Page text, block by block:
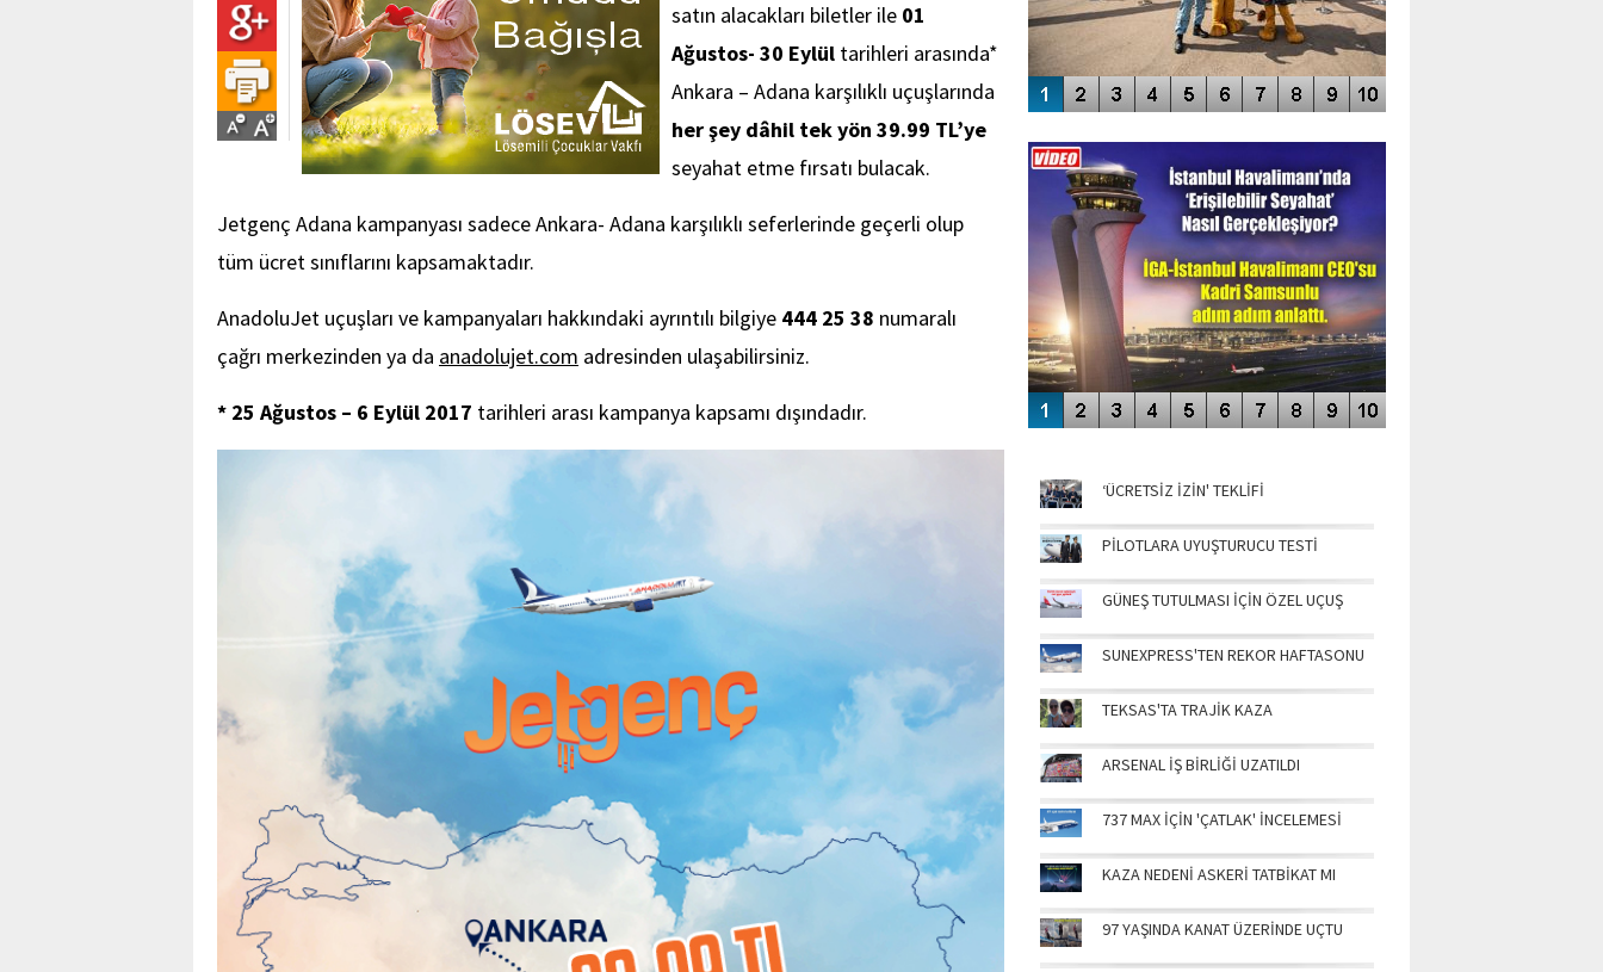
satın alacakları biletler ile 01
Ağustos- 30 Eylül tarihleri arasında*
Ankara – Adana karşılıklı uçuşlarında
her şey dâhil tek yön 39.99 TL’ye
seyahat etme fırsatı bulacak.
Jetgenç Adana kampanyası sadece Ankara- Adana karşılıklı seferlerinde geçerli olup
tüm ücret sınıflarını kapsamaktadır.
AnadoluJet uçuşları ve kampanyaları hakkındaki ayrıntılı bilgiye 444 25 38 numaralı
çağrı merkezinden ya da anadolujet.com adresinden ulaşabilirsiniz.
* 25 Ağustos – 6 Eylül 2017 tarihleri arası kampanya kapsamı dışındadır.
ENGELLERİN AŞILDIĞI HAVALİMANI
‘ÜCRETSİZ İZİN' TEKLİFİ
PİLOTLARA UYUŞTURUCU TESTİ
GÜNEŞ TUTULMASI İÇİN ÖZEL UÇUŞ
SUNEXPRESS'TEN REKOR HAFTASONU
TEKSAS'TA TRAJİK KAZA
ARSENAL İŞ BİRLİĞİ UZATILDI
737 MAX İÇİN 'ÇATLAK' İNCELEMESİ
KAZA NEDENİ ASKERİ TATBİKAT MI
97 YAŞINDA KANAT ÜZERİNDE UÇTU